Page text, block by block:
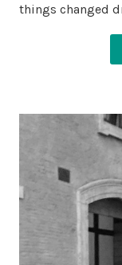
things changed